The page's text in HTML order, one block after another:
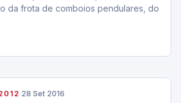
da frota de comboios pendulares, do
·28 Set 2016